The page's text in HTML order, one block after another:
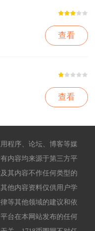
查看
查看
程序、论坛、博客等媒
内容均来源于第三方平
其内容不作任何类型的
他内容资料仅供用户学
等其他领域的建议和依
台在本网站发布的任何